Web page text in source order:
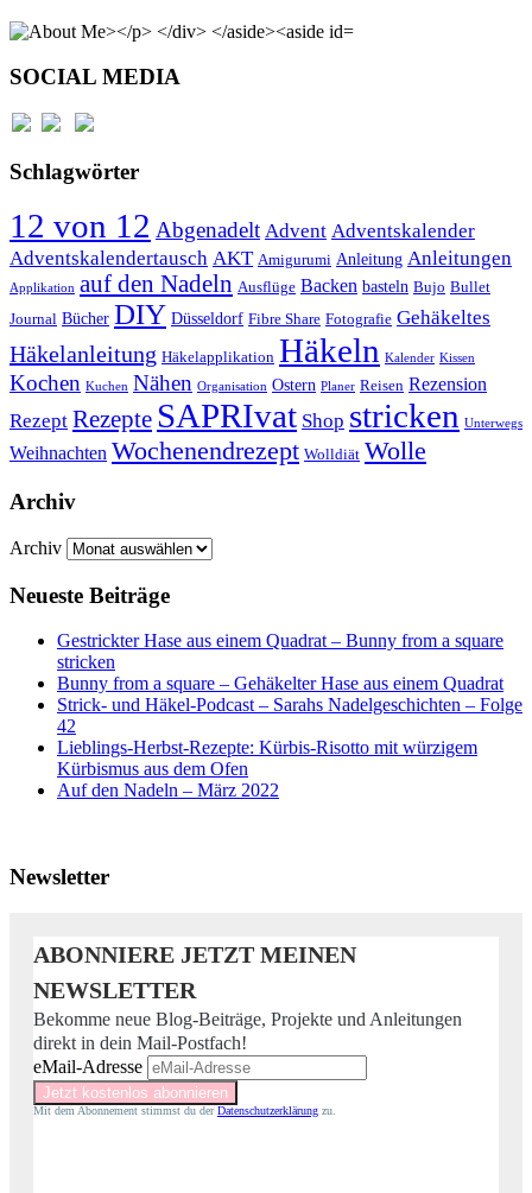
SOCIAL MEDIA
Schlagwörter
12 von 12 Abgenadelt Advent Adventskalender
Adventskalendertausch AKT Amigurumi Anleitung Anleitungen
Applikation auf den Nadeln Ausflüge Backen basteln Bujo Bullet
Journal Bücher DIY Düsseldorf Fibre Share Fotografie Gehäkeltes
Häkelanleitung Häkelapplikation Häkeln Kalender Kissen
Kochen Kuchen Nähen Organisation Ostern Planer Reisen Rezension
Rezept Rezepte SAPRIvat Shop stricken Unterwegs
Weihnachten Wochenendrezept Wolldiät Wolle
Archiv
Archiv
Neueste Beiträge
Gestrickter Hase aus einem Quadrat – Bunny from a square
stricken
Bunny from a square – Gehäkelter Hase aus einem Quadrat
Strick- und Häkel-Podcast – Sarahs Nadelgeschichten – Folge
42
Lieblings-Herbst-Rezepte: Kürbis-Risotto mit würzigem
Kürbismus aus dem Ofen
Auf den Nadeln – März 2022
Newsletter
ABONNIERE JETZT MEINEN
NEWSLETTER
Bekomme neue Blog-Beiträge, Projekte und Anleitungen
direkt in dein Mail-Postfach!
eMail-Adresse
Mit dem Abonnement stimmst du derDatenschutzerklärung zu.